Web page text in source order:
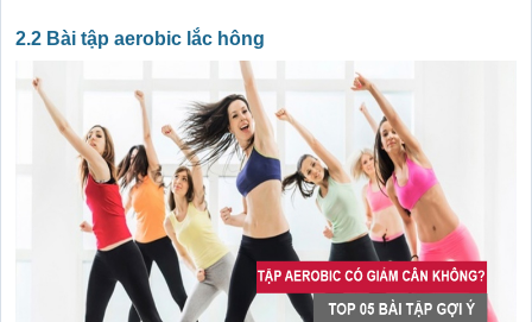
2.2 Bài tập aerobic lắc hông